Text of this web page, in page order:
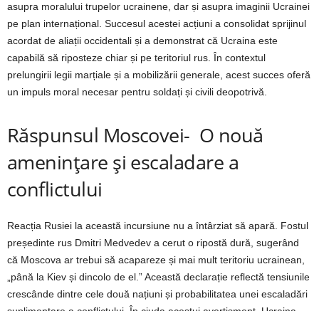
asupra moralului trupelor ucrainene, dar și asupra imaginii Ucrainei
pe plan internațional. Succesul acestei acțiuni a consolidat sprijinul
acordat de aliații occidentali și a demonstrat că Ucraina este
capabilă să riposteze chiar și pe teritoriul rus. În contextul
prelungirii legii marțiale și a mobilizării generale, acest succes oferă
un impuls moral necesar pentru soldați și civili deopotrivă.
Răspunsul Moscovei- O nouă
amenințare și escaladare a
conflictului
Reacția Rusiei la această incursiune nu a întârziat să apară. Fostul
președinte rus Dmitri Medvedev a cerut o ripostă dură, sugerând
că Moscova ar trebui să acapareze și mai mult teritoriu ucrainean,
„până la Kiev și dincolo de el.” Această declarație reflectă tensiunile
crescânde dintre cele două națiuni și probabilitatea unei escaladări